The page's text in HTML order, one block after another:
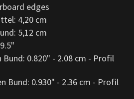
edges
4,20 cm
5,12 cm
Bund: 0.820" - 2.08 cm - Profil
Bund: 0.930" - 2.36 cm - Profil